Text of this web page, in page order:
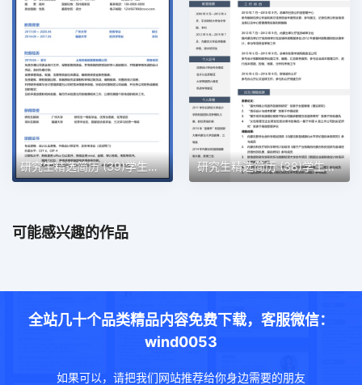
研究生精选简历 (39)学生简历word模板 研究生精选简历 (38)学生简历word模板
可能感兴趣的作品
全站几十个品类精品内容免费下载，客服微信：
wind0053
如果可以，请把我们网站推荐给你身边需要的朋友